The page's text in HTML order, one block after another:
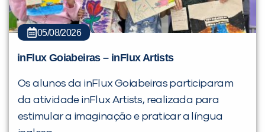
05/08/2026
inFlux Goiabeiras – inFlux Artists
Os alunos da inFlux Goiabeiras participaram
da atividade inFlux Artists, realizada para
estimular a imaginação e praticar a língua